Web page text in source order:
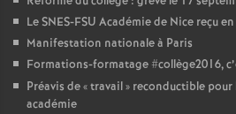
Le SNES-FSU Académie de Nice reçu
Manifestation nationale à Paris
Formations-formatage #collège2016,
Préavis de «travail» reconductible
académie